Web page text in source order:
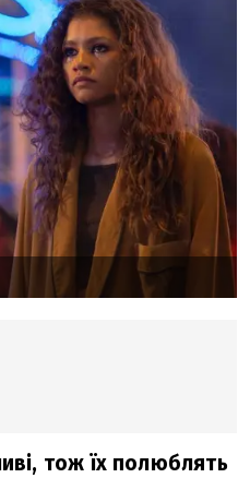
тож їх полюблять